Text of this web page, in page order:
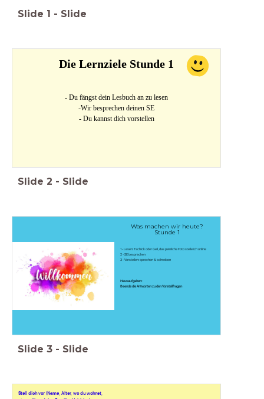
Slide 1 - Slide
Die Lernziele Stunde 1
- Du fängst dein Lesbuch an zu lesen
-Wir besprechen deinen SE
- Du kannst dich vorstellen
Slide 2 - Slide
Was machen wir heute?
Stunde 1
1 - Lesen: Tschick oder Geil, das peinliche Foto stelle ich online
2 - SE besprechen
3 - Vorstellen: sprechen & schreiben
Hausaufgaben:
Beende die Antworten zu den Vorstellfragen
Slide 3 - Slide
Stell dich vor (Name, Alter, wo du wohnst,